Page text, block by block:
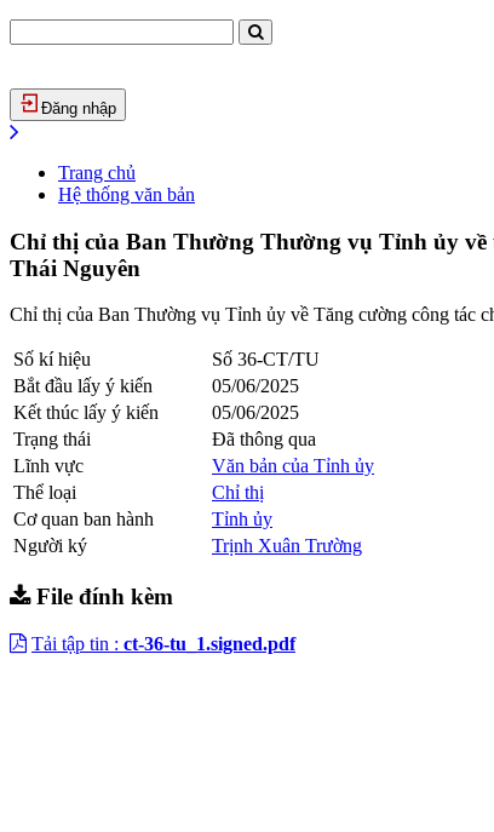
Đăng nhập
Trang chủ
Hệ thống văn bản
Chỉ thị của Ban Thường Thường vụ Tỉnh ủy
Thái Nguyên
Chỉ thị của Ban Thường vụ Tỉnh ủy về Tăng cường công tác
Số kí hiệu
Số 36-CT/TU
Bắt đầu lấy ý kiến
05/06/2025
Kết thúc lấy ý kiến
05/06/2025
Trạng thái
Đã thông qua
Lĩnh vực
Văn bản của Tỉnh ủy
Thể loại
Chỉ thị
Cơ quan ban hành
Tỉnh ủy
Người ký
Trịnh Xuân Trường
File đính kèm
Tải tập tin : ct-36-tu_1.signed.pdf